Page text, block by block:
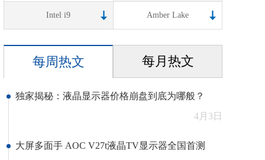
Intel i9 Amber Lake
每周热文 每月热文
独家揭秘：液晶显示器价格崩盘到底为哪般？
4月3日
大屏多面手 AOC V27t液晶TV显示器全国首测